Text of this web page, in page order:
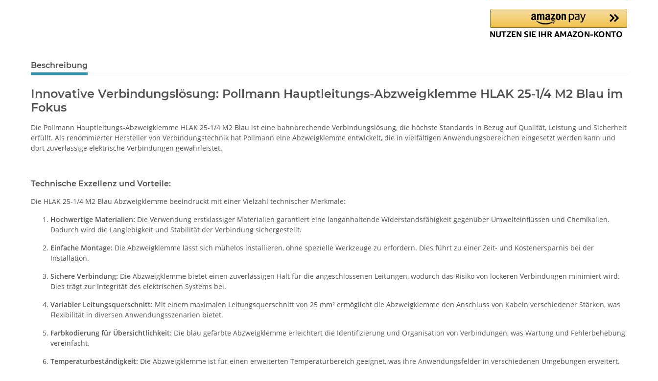
Beschreibung
Innovative Verbindungslösung: Pollmann Hauptleitungs-Abzweigklemme HLAK 25-1/4 M2 Blau im
Fokus
Die Pollmann Hauptleitungs-Abzweigklemme HLAK 25-1/4 M2 Blau ist eine bahnbrechende Verbindungslösung, die höchste Standards in Bezug auf Qualität, Leistung und Sicherheit
erfüllt. Als renommierter Hersteller von Verbindungstechnik hat Pollmann eine Abzweigklemme entwickelt, die in vielfältigen Anwendungsbereichen eingesetzt werden kann und
dort zuverlässige elektrische Verbindungen gewährleistet.
Technische Exzellenz und Vorteile:
Die HLAK 25-1/4 M2 Blau Abzweigklemme beeindruckt mit einer Vielzahl technischer Merkmale:
Hochwertige Materialien: Die Verwendung erstklassiger Materialien garantiert eine langanhaltende Widerstandsfähigkeit gegenüber Umwelteinflüssen und Chemikalien.
Dadurch wird die Langlebigkeit und Stabilität der Verbindung sichergestellt.
Einfache Montage: Die Abzweigklemme lässt sich mühelos installieren, ohne spezielle Werkzeuge zu erfordern. Dies führt zu einer Zeit- und Kostenersparnis bei der
Installation.
Sichere Verbindung: Die Abzweigklemme bietet einen zuverlässigen Halt für die angeschlossenen Leitungen, wodurch das Risiko von lockeren Verbindungen minimiert wird.
Dies trägt zur Integrität des elektrischen Systems bei.
Variabler Leitungsquerschnitt: Mit einem maximalen Leitungsquerschnitt von 25 mm² ermöglicht die Abzweigklemme den Anschluss von Kabeln verschiedener Stärken, was
Flexibilität in diversen Anwendungsszenarien bietet.
Farbkodierung für Übersichtlichkeit: Die blau gefärbte Abzweigklemme erleichtert die Identifizierung und Organisation von Verbindungen, was Wartung und Fehlerbehebung
vereinfacht.
Temperaturbeständigkeit: Die Abzweigklemme ist für einen erweiterten Temperaturbereich geeignet, was ihre Anwendungsfelder in verschiedenen Umgebungen erweitert.